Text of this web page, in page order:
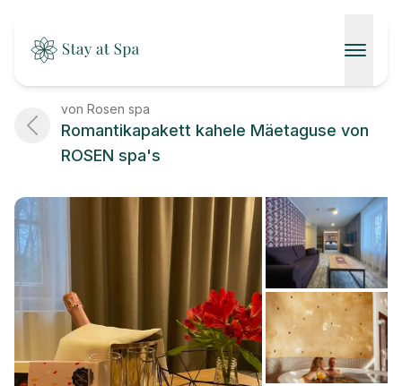
AVALEHT
von Rosen spa
Romantikapakett kahele Mäetaguse von
ROSEN spa's